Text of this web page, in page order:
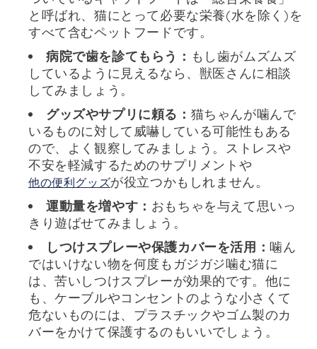
と呼ばれ、 猫にとって必要な栄養(水を除く)を
すべて含むペットフードです。
病院で歯を診てもらう： もし歯がムズムズ
しているように見えるなら、獣医さんに相談
してみましょう。
グッズやサプリに頼る： 猫ちゃんが噛んで
いるものに対して威嚇している可能性もある
ので、よく観察してみましょう。ストレスや
不安を軽減するためのサプリメントや
他の便利グッズが役立つかもしれません。
運動量を増やす： おもちゃを与えて思いっ
きり遊ばせてみましょう。
しつけスプレーや保護カバーを活用：噛ん
ではいけない物を何度もガジガジ噛む猫に
は、苦いしつけスプレーが効果的です。他に
も、ケーブルやコンセントのような小さくて
危ないものには、プラスチックやゴム製のカ
バーをかけて保護するのもいいでしょう。